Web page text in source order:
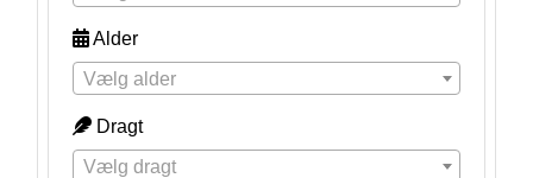
Alder
Vælg alder
Dragt
Vælg dragt